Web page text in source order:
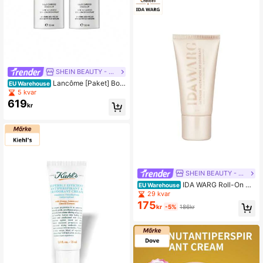
SHEIN BEAUTY - BRANDS
EU Warehouse Lancôme [Paket] Bor
åge deodorant roll-on 50 ml x 2
5 kvar
619kr
SHEIN BEAUTY - BRANDS
EU Warehouse IDA WARG Roll-On De
odorant Intense Nutrition 50 ml
29 kvar
175kr -5% 186kr